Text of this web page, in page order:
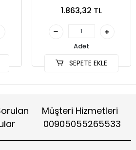
1.863,32 TL
Adet
SEPETE EKLE
Müşteri Hizmetleri
00905055265533